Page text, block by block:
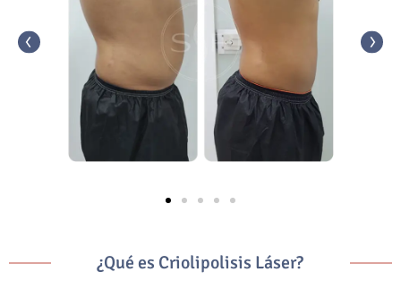
¿Qué es Criolipolisis Láser?